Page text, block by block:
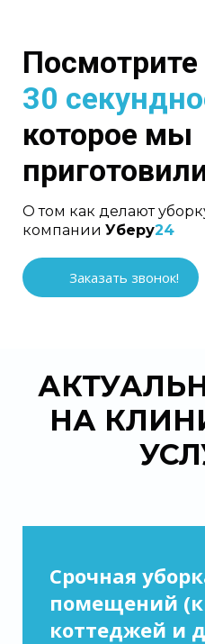
Посмотрите
30
которое мы
О том как делают
компании Уберу24
Заказать звонок!
НА
Срочная
помещений
коттеджей и